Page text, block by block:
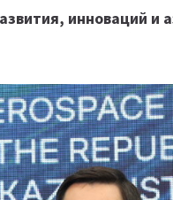
инноваций и